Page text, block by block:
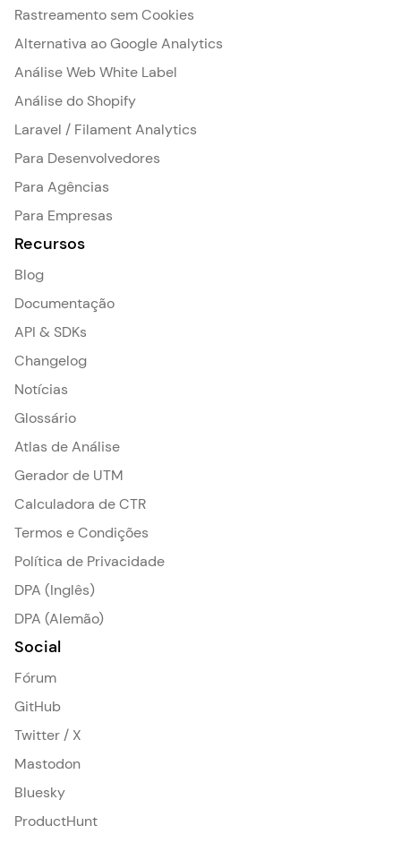
Rastreamento sem Cookies
Alternativa ao Google Analytics
Análise Web White Label
Análise do Shopify
Laravel / Filament Analytics
Para Desenvolvedores
Para Agências
Para Empresas
Recursos
Blog
Documentação
API & SDKs
Changelog
Notícias
Glossário
Atlas de Análise
Gerador de UTM
Calculadora de CTR
Termos e Condições
Política de Privacidade
DPA (Inglês)
DPA (Alemão)
Social
Fórum
GitHub
Twitter / X
Mastodon
Bluesky
ProductHunt